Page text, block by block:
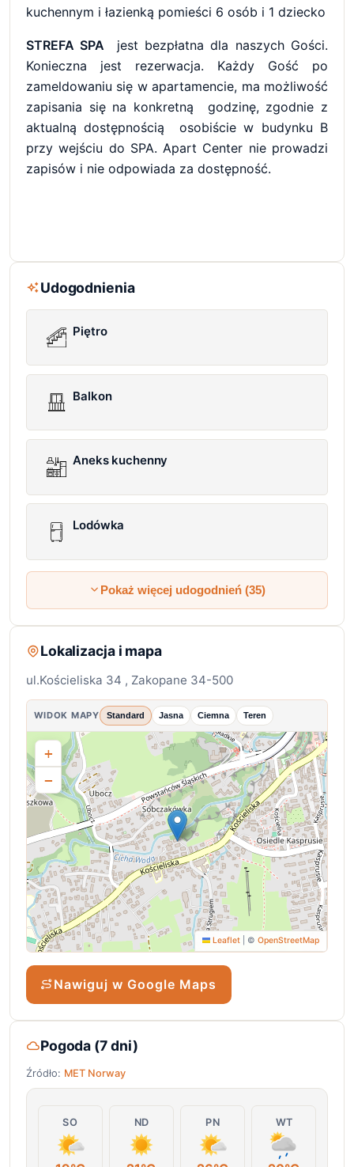
Lokalizacja i mapa
ul.Kościeliska 34 , Zakopane 34-500
WIDOK MAPY Standard Jasna Ciemna Teren
+
−
Leaflet ©OpenStreetMap
Nawiguj w Google Maps
Pogoda (7 dni)
Źródło: MET Norway
SO ND PN WT
kuchennym i łazienką pomieści 6 osób i 1 dziecko
STREFA SPA
jest bezpłatna dla naszych Gości.
Konieczna jest rezerwacja. Każdy Gość po
zameldowaniu się w apartamencie, ma możliwość
zapisania się na konkretną godzinę, zgodnie z
aktualną dostępnością osobiście w budynku B
przy wejściu do SPA. Apart Center nie prowadzi
zapisów i nie odpowiada za dostępność.
Udogodnienia
Piętro
Balkon
Aneks kuchenny
Lodówka
Pokaż więcej udogodnień (35)